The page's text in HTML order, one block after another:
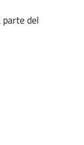
parte del